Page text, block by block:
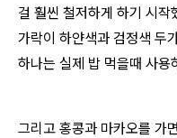
걸 훨씬 철저하게 하기 시작
가락이 하얀색과 검정색 두
하나는 실제 밥 먹을때 사용
그리고 홍콩과 마카오를 가